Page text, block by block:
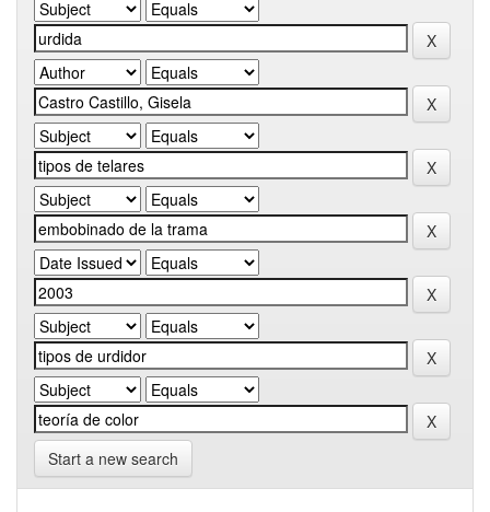
Start a new search